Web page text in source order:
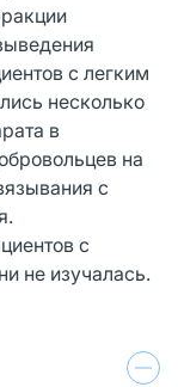
с легким
несколько
в
на
с
с
не изучалась.